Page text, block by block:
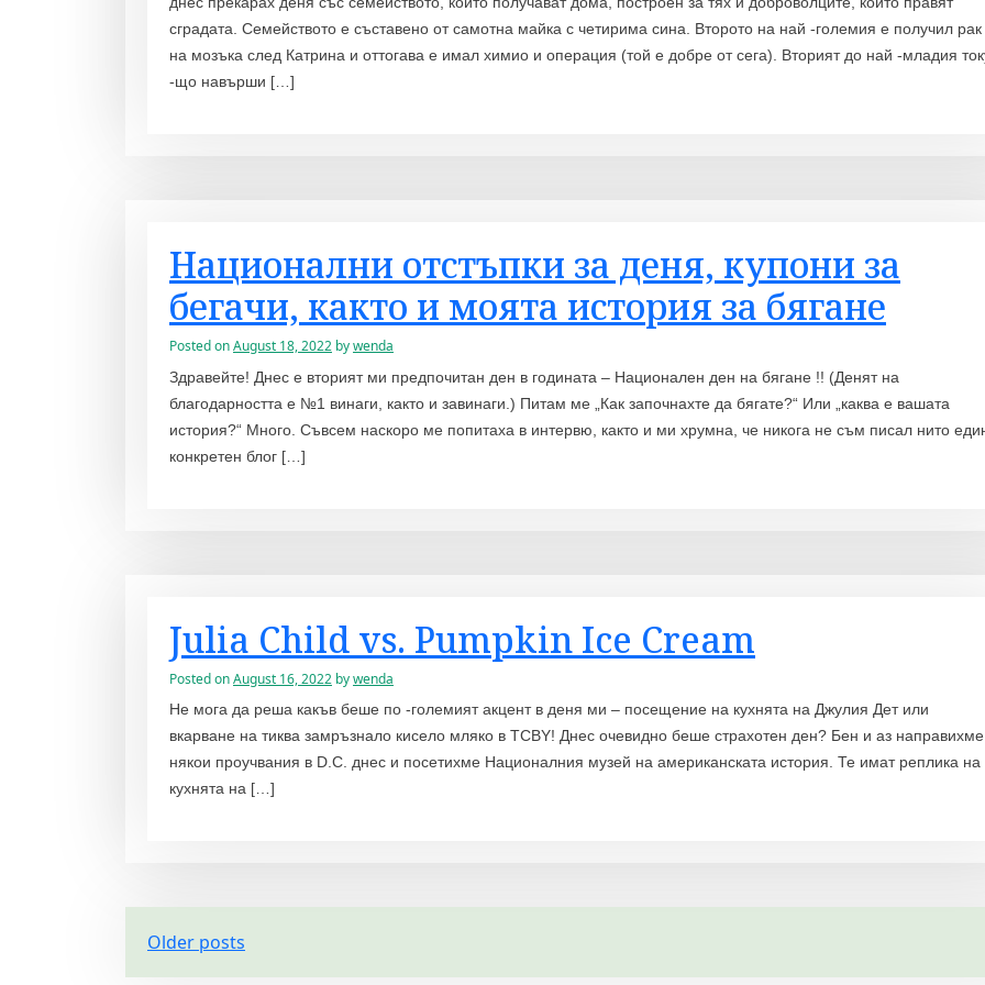
сградата. Семейството е съставено от самотна майка с четирима сина. Второто на най -големия е получил рак
на мозъка след Катрина и оттогава е имал химио и операция (той е добре от сега). Вторият до най -младия
-що навърши […]
Национални отстъпки за деня, купони за
бегачи, както и моята история за бягане
Posted onAugust 18, 2022 bywenda
Здравейте! Днес е вторият ми предпочитан ден в годината – Национален ден на бягане !! (Денят на
благодарността е №1 винаги, както и завинаги.) Питам ме „Как започнахте да бягате?“ Или „каква е вашата
история?“ Много. Съвсем наскоро ме попитаха в интервю, както и ми хрумна, че никога не съм писал нито
конкретен блог […]
Julia Child vs. Pumpkin Ice Cream
Posted onAugust 16, 2022 bywenda
Не мога да реша какъв беше по -големият акцент в деня ми – посещение на кухнята на Джулия Дет или
вкарване на тиква замръзнало кисело мляко в TCBY! Днес очевидно беше страхотен ден? Бен и аз направихме
някои проучвания в D.C. днес и посетихме Националния музей на американската история. Те имат реплика на
кухнята на […]
P
Older posts